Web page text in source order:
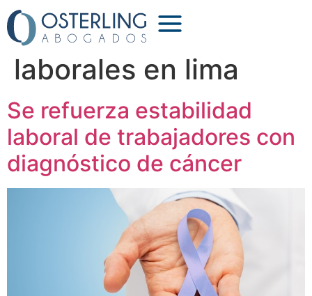
Etiqueta:abogados
laborales en lima
Se refuerza estabilidad
laboral de trabajadores con
diagnóstico de cáncer